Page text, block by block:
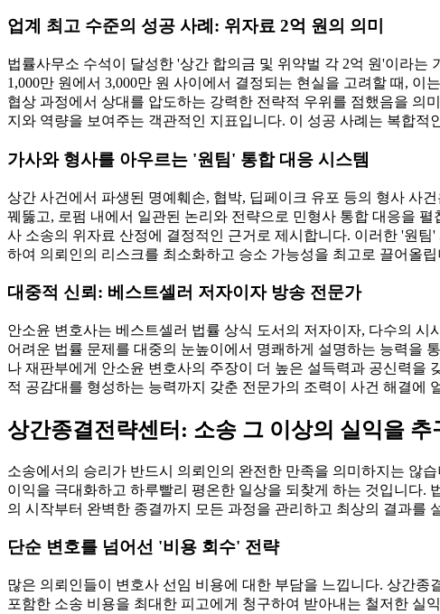
업계 최고 수준의 성공 사례: 위자료 2억 원의 의미
법률사무소 수석이 달성한 '상간 합의금 및 위약벌 각 2억 원'이라는
1,000만 원에서 3,000만 원 사이에서 결정되는 현실을 고려할 때,
협상 과정에서 상대를 압도하는 강력한 전략적 우위를 점했음을 의
지와 역량을 보여주는 객관적인 지표입니다. 이 성공 사례는 복합
가사와 형사를 아우르는 '원팀' 통합 대응 시스템
상간 사건에서 파생된 명예훼손, 협박, 딥페이크 유포 등의 형사 사
꿰뚫고, 로펌 내에서 일관된 논리와 전략으로 민형사 통합 대응을
사 소송의 위자료 산정에 결정적인 근거로 제시합니다. 이러한 '원
하여 의뢰인의 리스크를 최소화하고 승소 가능성을 최고로 끌어올립
대중적 신뢰: 베스트셀러 저자이자 방송 전문가
안소윤 변호사는 베스트셀러 법률 상식 도서의 저자이자, 다수의
어려운 법률 문제를 대중의 눈높이에서 명쾌하게 설명하는 능력을
나 재판부에게 안소윤 변호사의 주장이 더 높은 설득력과 공신력을
적 공감대를 형성하는 능력까지 갖춘 전문가의 조력이 사건 해결에
상간종결전략센터: 소송 그 이상의 실익을 추
소송에서의 승리가 반드시 의뢰인의 완전한 만족을 의미하지는 않
이익을 극대화하고 하루빨리 평온한 일상을 되찾게 하는 것입니다.
의 시작부터 완벽한 종결까지 모든 과정을 관리하고 최상의 결과를
단순 변호를 넘어선 '비용 회수' 전략
많은 의뢰인들이 변호사 선임 비용에 대한 부담을 느낍니다. 상간
포함한 소송 비용을 최대한 피고에게 청구하여 받아내는 철저한 실